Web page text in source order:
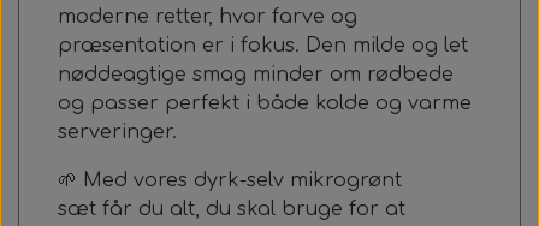
moderne retter, hvor farve og
præsentation er i fokus. Den milde og let
nøddeagtige smag minder om rødbede
og passer perfekt i både kolde og varme
serveringer.
🌱 Med vores dyrk-selv mikrogrønt
sæt får du alt, du skal bruge for at